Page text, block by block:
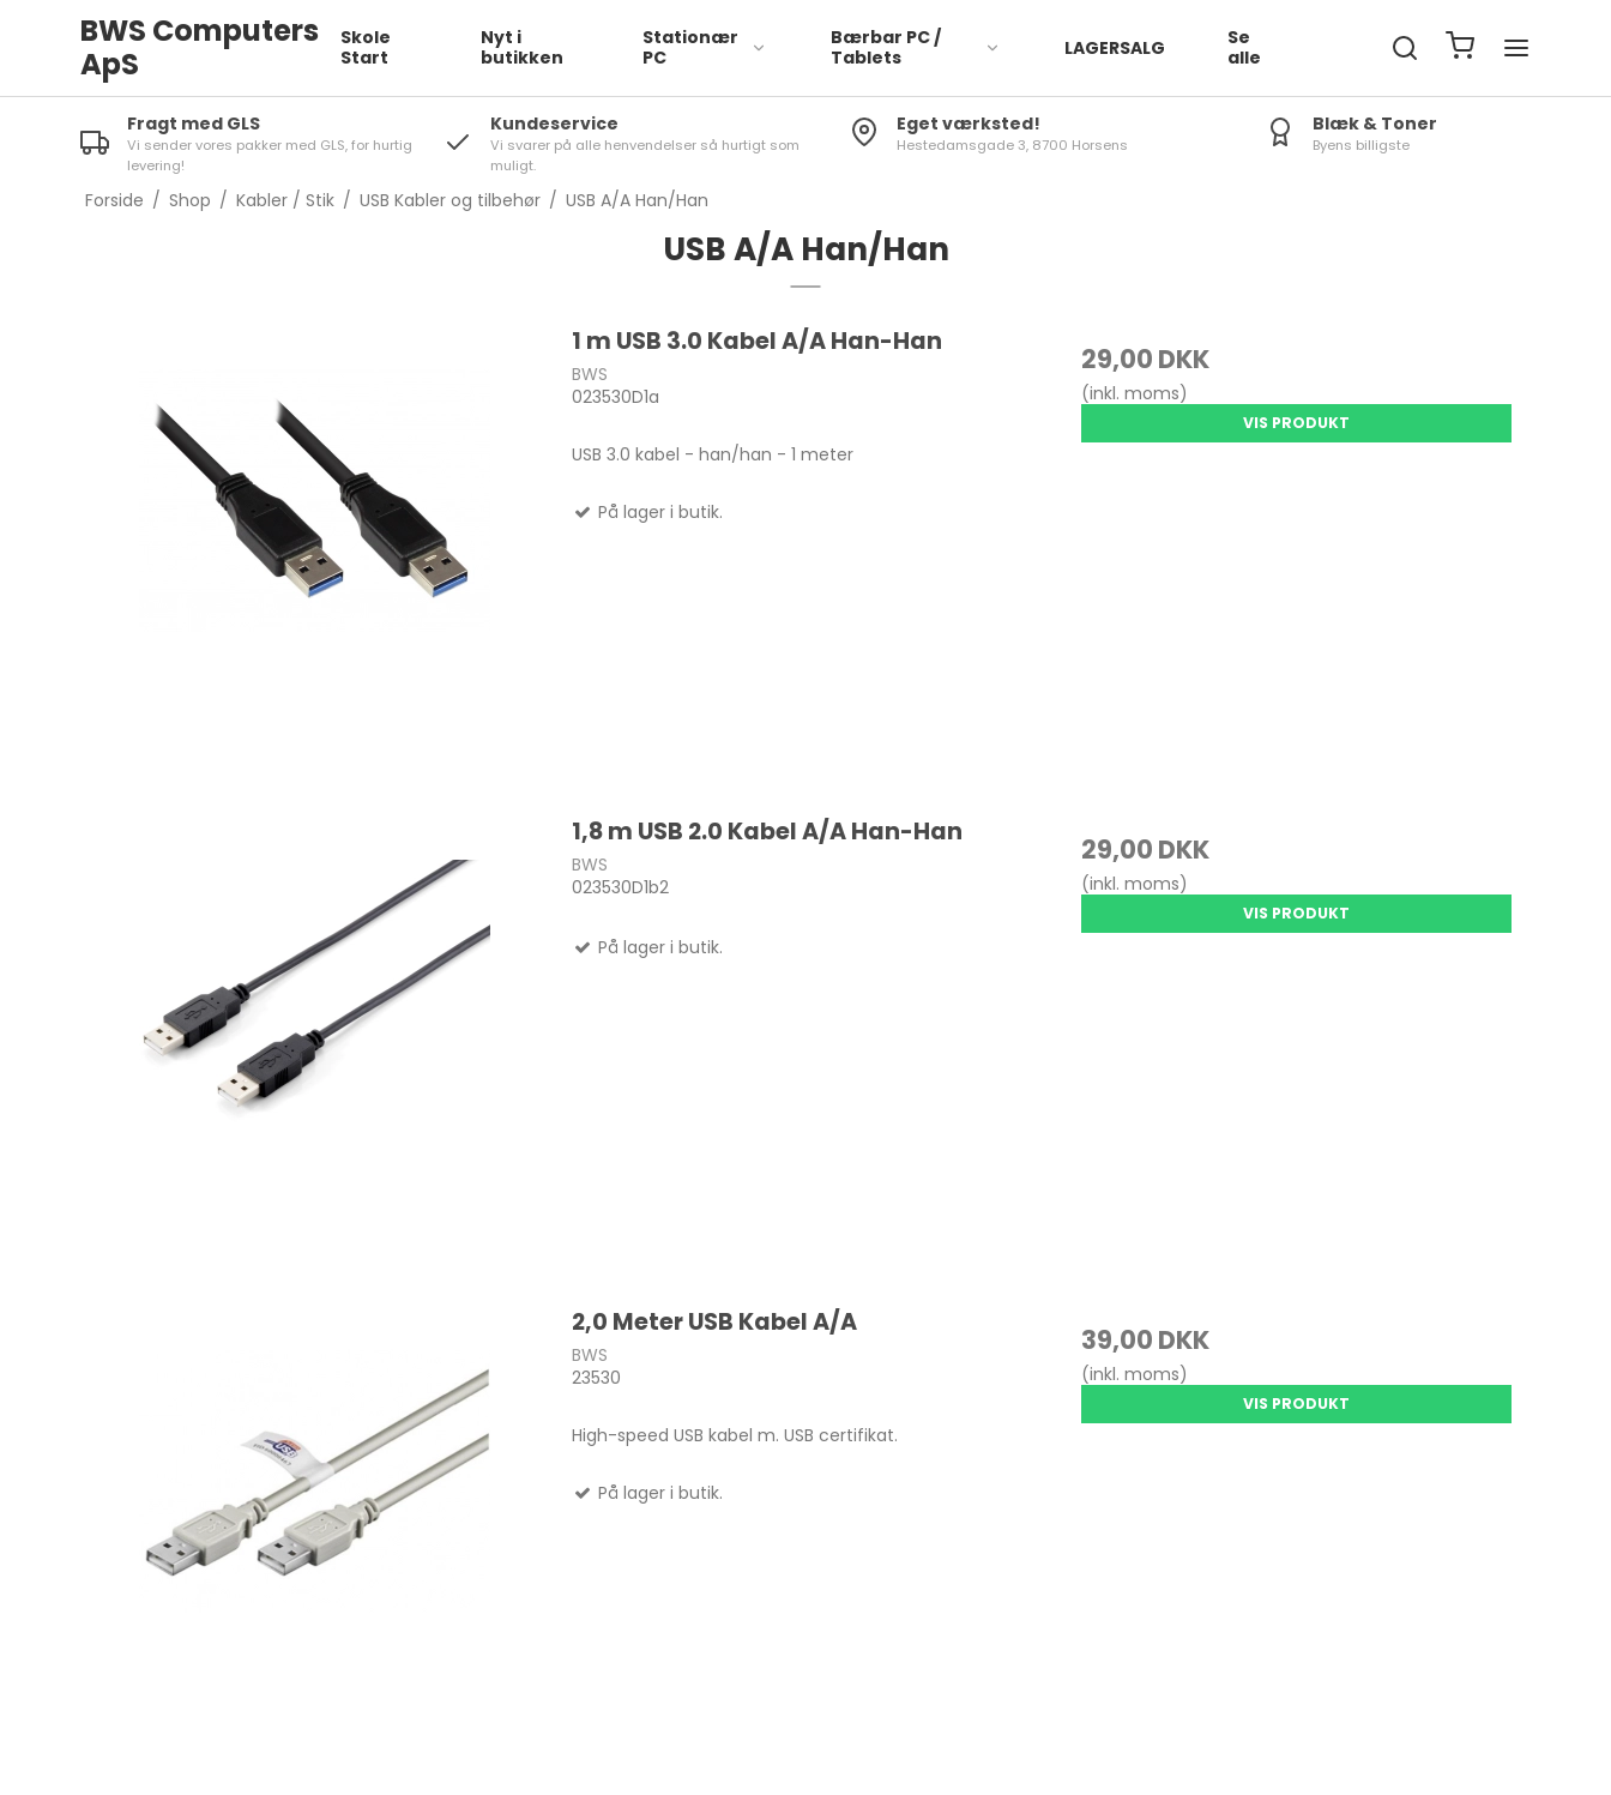
BWS Computers
ApS
Skole
Start
Nyt i
butikken
Stationær
PC
Bærbar PC /
Tablets
APPLE
LAGERSALG
Se
alle
Fragt med GLS
Vi sender vores pakker med GLS, for hurtig
levering!
Kundeservice
Vi svarer på alle henvendelser så hurtigt som
muligt.
Eget værksted!
Hestedamsgade 3, 8700 Horsens
Blæk & Toner
Byens billigste
Forside / Shop / Kabler / Stik / USB Kabler og tilbehør / USB A/A Han/Han
USB A/A Han/Han
1 m USB 3.0 Kabel A/A Han-Han
BWS
023530D1a
USB 3.0 kabel - han/han - 1 meter
På lager i butik.
29,00 DKK
(inkl. moms)
VIS PRODUKT
1,8 m USB 2.0 Kabel A/A Han-Han
BWS
023530D1b2
På lager i butik.
29,00 DKK
(inkl. moms)
VIS PRODUKT
2,0 Meter USB Kabel A/A
BWS
23530
High-speed USB kabel m. USB certifikat.
På lager i butik.
39,00 DKK
(inkl. moms)
VIS PRODUKT